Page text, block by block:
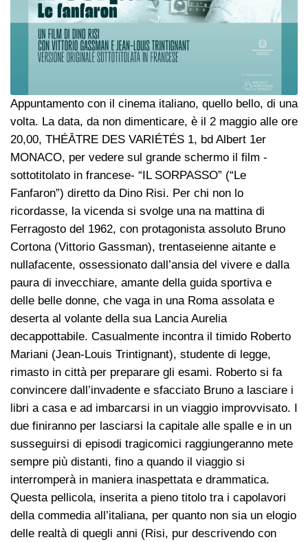
Appuntamento con il cinema italiano, quello bello, di una
volta. La data, da non dimenticare, è il 2 maggio alle ore
20,00, THÉÂTRE DES VARIÉTÉS 1, bd Albert 1er
MONACO, per vedere sul grande schermo il film -
sottotitolato in francese- “IL SORPASSO” (“Le
Fanfaron”) diretto da Dino Risi. Per chi non lo
ricordasse, la vicenda si svolge una na mattina di
Ferragosto del 1962, con protagonista assoluto Bruno
Cortona (Vittorio Gassman), trentaseienne aitante e
nullafacente, ossessionato dall’ansia del vivere e dalla
paura di invecchiare, amante della guida sportiva e
delle belle donne, che vaga in una Roma assolata e
deserta al volante della sua Lancia Aurelia
decappottabile. Casualmente incontra il timido Roberto
Mariani (Jean-Louis Trintignant), studente di legge,
rimasto in città per preparare gli esami. Roberto si fa
convincere dall’invadente e sfacciato Bruno a lasciare i
libri a casa e ad imbarcarsi in un viaggio improvvisato. I
due finiranno per lasciarsi la capitale alle spalle e in un
susseguirsi di episodi tragicomici raggiungeranno mete
sempre più distanti, fino a quando il viaggio si
interromperà in maniera inaspettata e drammatica.
Questa pellicola, inserita a pieno titolo tra i capolavori
della commedia all’italiana, per quanto non sia un elogio
delle realtà di quegli anni (Risi, pur descrivendo con